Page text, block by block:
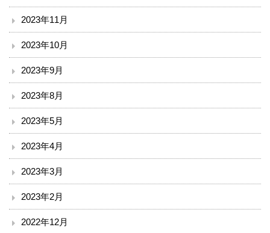
小児科
外科
整形外科
脳神経外科
泌尿器科
産婦人科
眼科
2023年11月
2023年10月
2023年9月
2023年8月
2023年5月
2023年4月
2023年3月
2023年2月
2022年12月